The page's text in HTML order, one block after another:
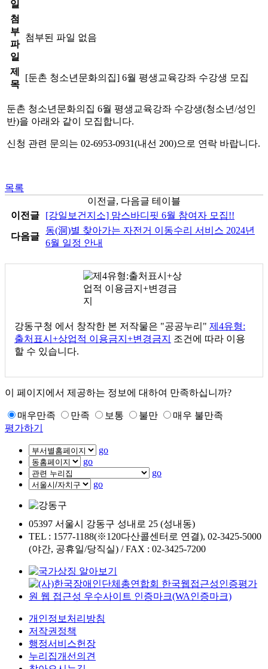
일
첨
부
파
일
첨부된 파일 없음
제
목
[둔촌 청소년문화의집] 6월 평생교육강좌 수강생 모집
둔촌 청소년문화의집 6월 평생교육강좌 수강생(청소년/성인
반)을 아래와 같이 모집합니다.
신청 관련 문의는 02-6953-0931(내선 200)으로 연락 바랍니다.
목록
이전글, 다음글 테이블
이전글
[강일보건지소] 맘스바디핏 6월 참여자 모집!!
다음글
동(洞)별 찾아가는 자전거 이동수리 서비스 2024년
6월 일정 안내
강동구청 에서 창작한 본 저작물은 "공공누리" 제4유형:
출처표시+상업적 이용금지+변경금지
조건에 따라 이용
할 수 있습니다.
이 페이지에서 제공하는 정보에 대하여 만족하십니까?
매우만족 만족 보통 불만
매우 불만족
평가하기
go
go
go
go
05397 서울시 강동구 성내로 25 (성내동)
TEL : 1577-1188(※120다산콜센터로 연결), 02-3425-5000
(야간, 공휴일/당직실) / FAX : 02-3425-7200
개인정보처리방침
저작권정책
행정서비스헌장
누리집개선의견